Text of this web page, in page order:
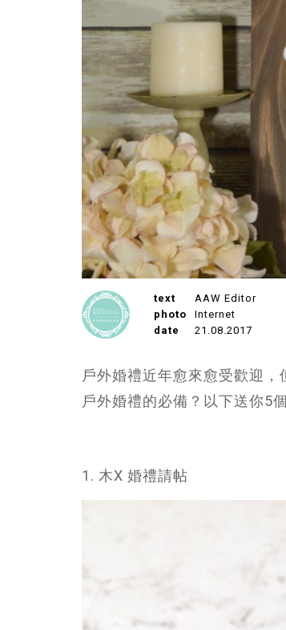
text
AAW Editor
photo
Internet
date
21.08.2017
戶外婚禮近年愈來愈受歡迎
戶外婚禮的必備？以下送你5
1. 木X 婚禮請帖